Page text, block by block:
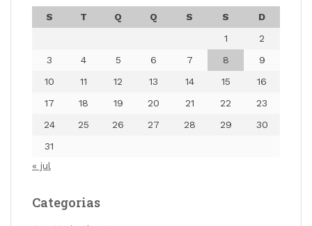
S T Q Q S S
D
1
2
3
4 5 6 7 8
9
10
11 12 13 14 15
16
17
18 19 20 21 22
23
24
25 26 27 28 29
30
31
« jul
Categorias